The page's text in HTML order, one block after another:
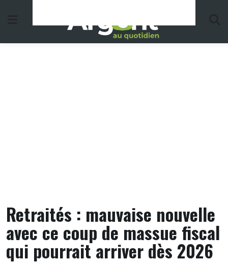
Retraités : mauvaise nouvelle
avec ce coup de massue fiscal
qui pourrait arriver dès 2026